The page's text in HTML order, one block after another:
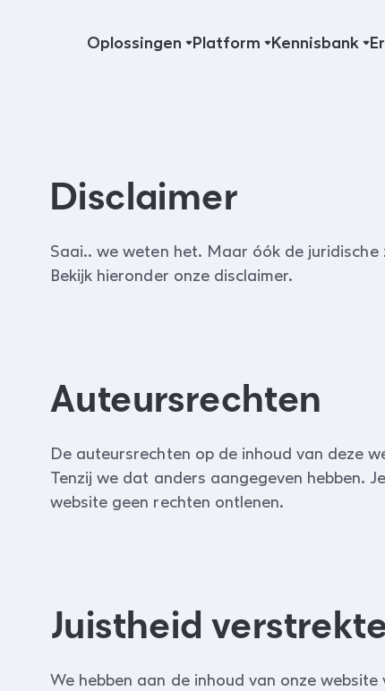
Oplossingen Platform Kennisbank
Disclaimer
Saai.. we weten het. Maar óók de
Bekijk hieronder onze disclaimer.
Auteursrechten
De auteursrechten op de inhoud van deze
Tenzij we dat anders aangegeven hebben.
website geen rechten ontlenen.
Juistheid
We hebben aan de inhoud van onze